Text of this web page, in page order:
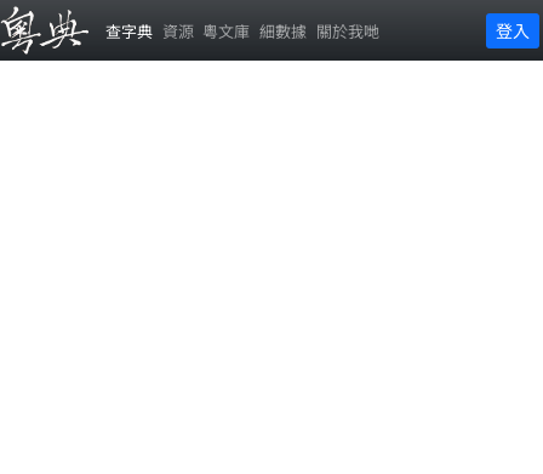
查字典 資源 粵文庫 細數據 關於我哋 登入